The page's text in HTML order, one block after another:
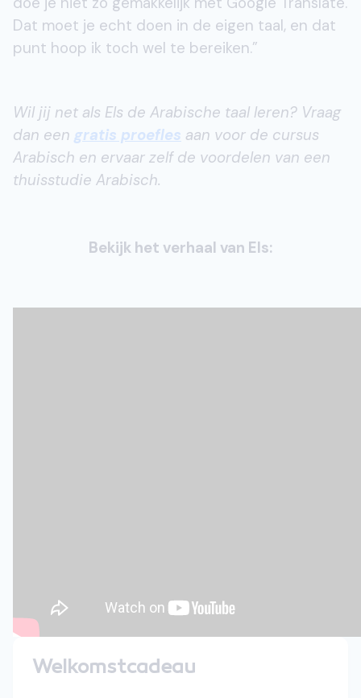
Dat moet je echt doen in de eigen taal, en dat
punt hoop ik toch wel te bereiken.”
Wil jij net als Els de Arabische taal leren? Vraag
dan een gratis proefles aan voor de cursus
Arabisch en ervaar zelf de voordelen van een
thuisstudie Arabisch.
Bekijk het verhaal van Els:
Welkomstcadeau